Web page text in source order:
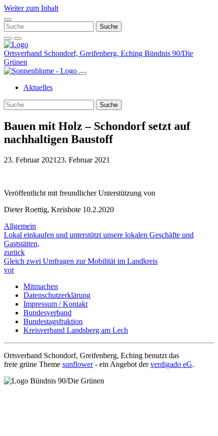
Weiter zum Inhalt
Ortsverband Schondorf, Greifenberg, Eching Bündnis 90/Die
Grünen
Aktuelles
Bauen mit Holz – Schondorf setzt auf
nachhaltigen Baustoff
23. Februar 2021 23. Februar 2021
Veröffentlicht mit freundlicher Unterstützung von
Dieter Roettig, Kreisbote 10.2.2020
Allgemein
Lokal einkaufen und unterstützt unsere lokalen Geschäfte und
Gaststätten,
zurück
Gleich zwei Umfragen zur Mobilität im Landkreis
vor
Mitmachen
Datenschutzerklärung
Impressum / Kontakt
Bundesverband
Bundestagsfraktion
Kreisverband Landsberg am Lech
Ortsverband Schondorf, Greifenberg, Eching benutzt das
freie grüne Theme sunflower‐ ein Angebot derverdigado eG.